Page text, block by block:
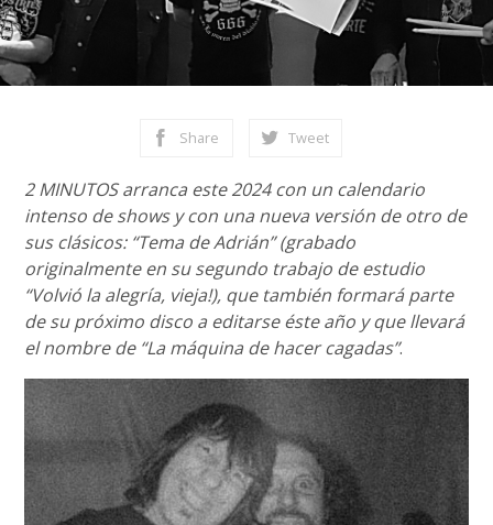
Share Tweet
2 MINUTOS arranca este 2024 con un calendario
intenso de shows y con una nueva versión de otro de
sus clásicos: “Tema de Adrián” (grabado
originalmente en su segundo trabajo de estudio
“Volvió la alegría, vieja!), que también formará parte
de su próximo disco a editarse éste año y que llevará
el nombre de “La máquina de hacer cagadas”.